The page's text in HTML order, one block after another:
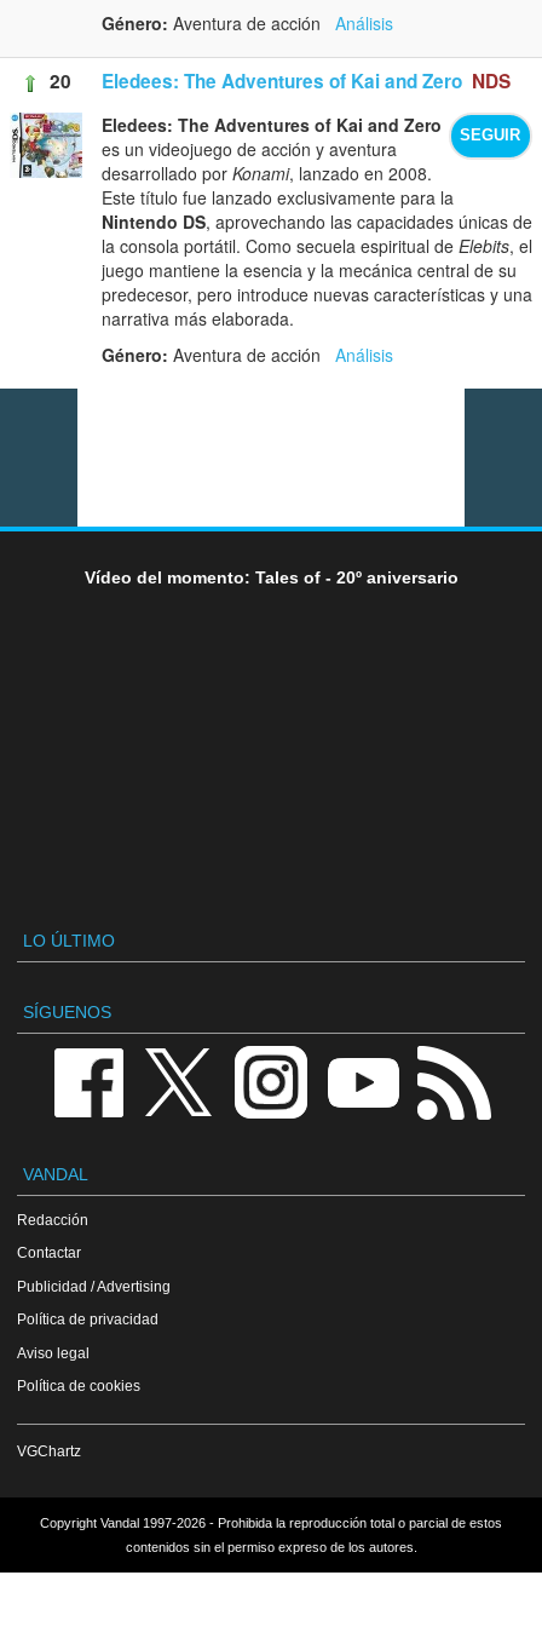
Género: Aventura de acción Análisis
20 Eledees: The Adventures of Kai and Zero NDS
SEGUIR
Eledees: The Adventures of Kai and Zero
es un videojuego de acción y aventura
desarrollado por Konami, lanzado en 2008.
Este título fue lanzado exclusivamente para la
Nintendo DS, aprovechando las capacidades únicas de
la consola portátil. Como secuela espiritual de Elebits, el
juego mantiene la esencia y la mecánica central de su
predecesor, pero introduce nuevas características y una
narrativa más elaborada.
Género: Aventura de acción Análisis
Vídeo del momento: Tales of - 20º aniversario
LO ÚLTIMO
SÍGUENOS
VANDAL
Redacción
Contactar
Publicidad / Advertising
Política de privacidad
Aviso legal
Política de cookies
VGChartz
Copyright Vandal 1997-2026 - Prohibida la reproducción total o parcial de estos
contenidos sin el permiso expreso de los autores.